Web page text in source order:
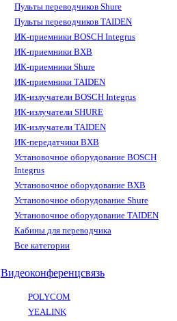
Пульты переводчиков Shure
Пульты переводчиков TAIDEN
ИК-приемники BOSCH Integrus
ИК-приемники BXB
ИК-приемники Shure
ИК-приемники TAIDEN
ИК-излучатели BOSCH Integrus
ИК-излучатели SHURE
ИК-излучатели TAIDEN
ИК-передатчики BXB
Установочное оборудование BOSCH
Integrus
Установочное оборудование BXB
Установочное оборудование Shure
Установочное оборудование TAIDEN
Кабины для переводчика
Все категории
Видеоконференцсвязь
POLYCOM
YEALINK